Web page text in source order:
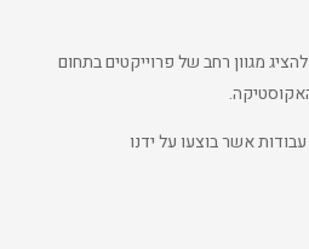
מגוון רחב של פרוייקטים בתחום
עבודות אשר בוצעו על ידנו